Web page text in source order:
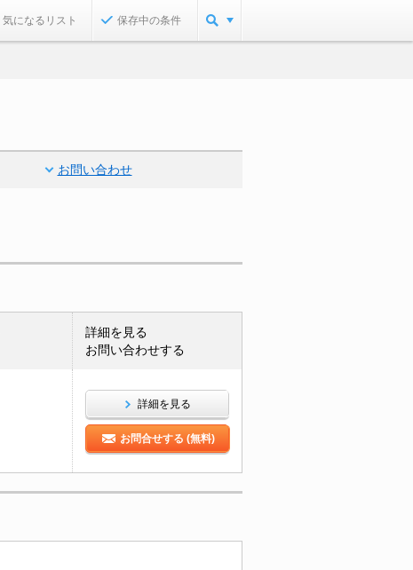
気になるリスト 保存中の条件
お問い合わせ
詳細を見る
お問い合わせする
詳細を見る
お問合せする (無料)